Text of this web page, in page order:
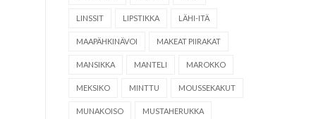
LINSSIT LIPSTIKKA LÄHI-ITÄ
MAAPÄHKINÄVOI MAKEAT PIIRAKAT
MANSIKKA MANTELI MAROKKO
MEKSIKO MINTTU MOUSSEKAKUT
MUNAKOISO MUSTAHERUKKA